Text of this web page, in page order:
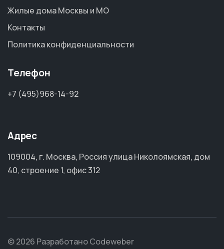
Жилые дома Москвы и МО
Контакты
Политика конфиденциальности
Телефон
+7 (495)968-14-92
Адрес
109004, г. Москва, Россия улица Николоямская, дом
40, строение 1, офис 312
© 2026 Разработано Codeweber